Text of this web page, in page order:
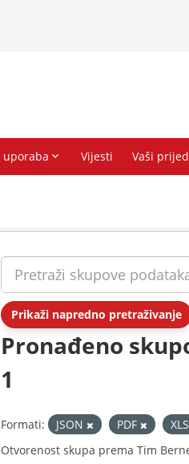
Prikaži napredno pretraživanje
Pronađeno
1
Formati: JSON PDF
Otvorenost skupa prema Tim